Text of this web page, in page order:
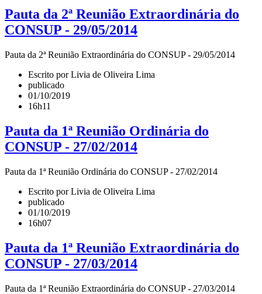
Pauta da 2ª Reunião Extraordinária do
CONSUP - 29/05/2014
Pauta da 2ª Reunião Extraordinária do CONSUP - 29/05/2014
Escrito por Livia de Oliveira Lima
publicado
01/10/2019
16h11
Pauta da 1ª Reunião Ordinária do
CONSUP - 27/02/2014
Pauta da 1ª Reunião Ordinária do CONSUP - 27/02/2014
Escrito por Livia de Oliveira Lima
publicado
01/10/2019
16h07
Pauta da 1ª Reunião Extraordinária do
CONSUP - 27/03/2014
Pauta da 1ª Reunião Extraordinária do CONSUP - 27/03/2014